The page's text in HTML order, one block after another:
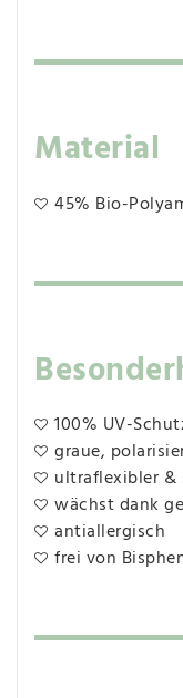
Material
45% Bio-
100% UV-
graue,
ultraflexibler &
wächst dank
antiallergisch
frei von